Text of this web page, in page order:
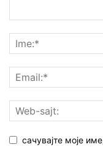
сачувајте моје